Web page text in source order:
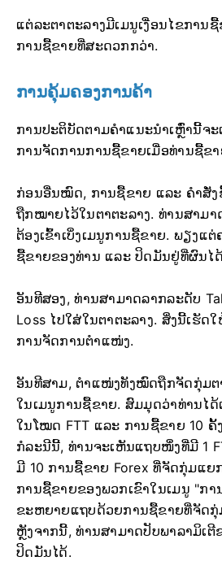
ແຕ່ລະຕາຕະລາງມີເມນູເງື່ອນໄຂການ
ການຊື້ຂາຍທີ່ສະດວກກວ່າ.
ການຄຸ້ມຄອງການຄ້າ
ການປະຕິບັດຕາມຄຳແນະນຳເຫຼົ່ານີ້ຈ
ການຈັດການການຊື້ຂາຍເມື່ອທ່ານຊື້ຂ
ກ່ອນອື່ນໝົດ, ການຊື້ຂາຍ ແລະ ຄຳສັ່
ຖືກໝາຍໄວ້ໃນຕາຕະລາງ. ທ່ານສາມ
ຕ້ອງເຂົ້າເບິ່ງເມນູການຊື້ຂາຍ. ພຽງແ
ຊື້ຂາຍຂອງທ່ານ ແລະ ປິດມັນຢູ່ທີ່ຜົນໄ
ອັນທີສອງ, ທ່ານສາມາດລາກລະດັບ
Loss ໄປໃສ່ໃນຕາຕະລາງ. ສິ່ງນີ້ເຮັ
ການຈັດການຕຳແໜ່ງ.
ອັນທີສາມ, ຕຳແໜ່ງທັງໝົດຖືກຈັດກຸ່ມ
ໃນເມນູການຊື້ຂາຍ. ສົມມຸດວ່າທ່ານໄດ້
ໃນໂໝດ FTT ແລະ ການຊື້ຂາຍ 10 ຄັ້
ກໍລະນີນີ້, ທ່ານຈະເຫັນແຖບໜຶ່ງທີ່ມີ 1
ມີ 10 ການຊື້ຂາຍ Forex ທີ່ຈັດກຸ່ມແຍ
ການຊື້ຂາຍຂອງພວກເຂົາໃນເມນູ "ກ
ຂະຫຍາຍແຖບດ້ວຍການຊື້ຂາຍທີ່ຈັດ
ຫຼັງຈາກນີ້, ທ່ານສາມາດປັບພາລາມິເ
ປິດມັນໄດ້.